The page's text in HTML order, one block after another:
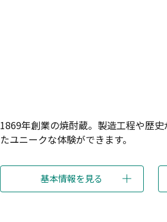
1869年創業の焼酎蔵。製造工程や歴
たユニークな体験ができます。
基本情報を見る